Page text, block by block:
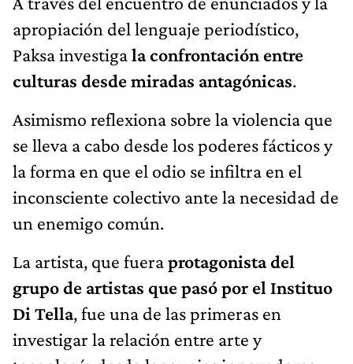
apropiación del lenguaje periodístico,
Paksa investigala confrontación entre
culturas desde miradas antagónicas.
Asimismo reflexiona sobre la violencia que
se lleva a cabo desde los poderes fácticos y
la forma en que el odio se infiltra en el
inconsciente colectivo ante la necesidad de
un enemigo común.
La artista, que fueraprotagonista del
grupo de artistas que pasó por el Instituo
Di Tella, fue una de las primeras en
investigar la relación entre arte y